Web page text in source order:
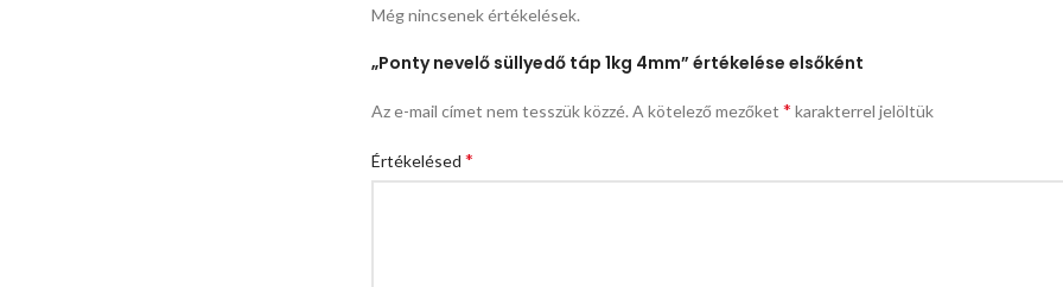
Még nincsenek értékelések.
„Ponty nevelő süllyedő táp 1kg 4mm” értékelése elsőként
Az e-mail címet nem tesszük közzé. A kötelező mezőket * karakterrel jelöltük
Értékelésed *